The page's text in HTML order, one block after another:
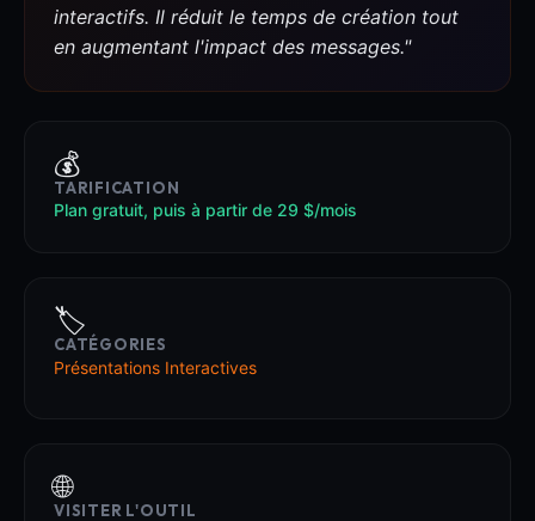
interactifs. Il réduit le temps de création tout
en augmentant l'impact des messages."
💰
TARIFICATION
Plan gratuit, puis à partir de 29 $/mois
🏷️
CATÉGORIES
Présentations Interactives
🌐
VISITER L'OUTIL